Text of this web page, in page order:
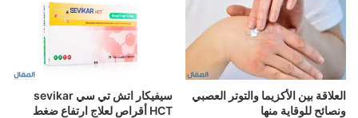
العلاقة بين الأكزيما والتوتر العصبي
ونصائح للوقاية منها
سيفيكار اتش تي سي sevikar
HCT أقراص لعلاج ارتفاع ضغط